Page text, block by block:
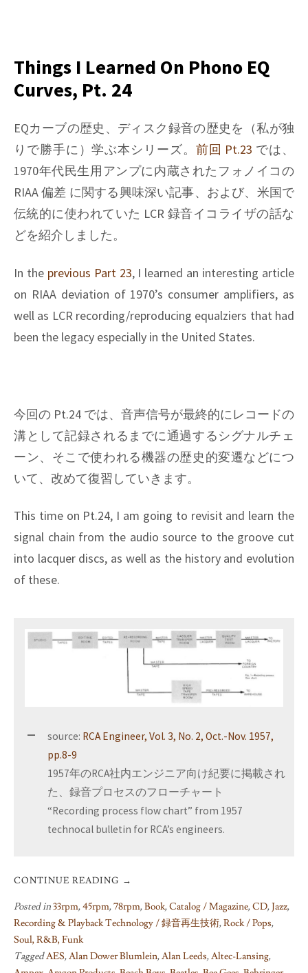
learned
on
Phono
curves,
Pt.
25
Things I Learned On Phono EQ
Curves, Pt. 24
EQカーブの歴史、ディスク録音の歴史を（私が独
りで勝手に）学ぶ本シリーズ。 前回 Pt.23 では、
1970年代民生用アンプに内蔵されたフォノイコの
RIAA 偏差 に関する興味深い記事、および、米国で
伝統的に使われていた LCR 録音イコライザの話な
どを紹介しました。
In the previous Part 23, I learned an interesting article
on RIAA deviation of 1970’s consumer amplifiers, as
well as LCR recording/reproducing equalziers that had
been the legacy especially in the United States.
今回の Pt.24 では、音声信号が最終的にレコードの
溝として記録されるまでに通過するシグナルチェ
ーン、そこで使われる機器の歴史的変遷などにつ
いて、改めて復習していきます。
This time on Pt.24, I am going to revisit and learn the
signal chain from the audio source to the groove cut
into lacquer discs, as well as the history and evolution
of these.
source: RCA Engineer, Vol. 3, No. 2, Oct.-Nov. 1957,
pp.8-9
1957年のRCA社内エンジニア向け紀要に掲載され
た、録音プロセスのフローチャート
“Recording process flow chart” from 1957
technocal bulletin for RCA’s engineers.
CONTINUE READING →
Posted in33rpm,45rpm,78rpm,Book,Catalog / Magazine,CD,Jazz,
Recording & Playback Technology / 録音再生技術,Rock / Pops,
Soul, R&B, Funk
TaggedAES,Alan Dower Blumlein,Alan Leeds,Altec-Lansing,